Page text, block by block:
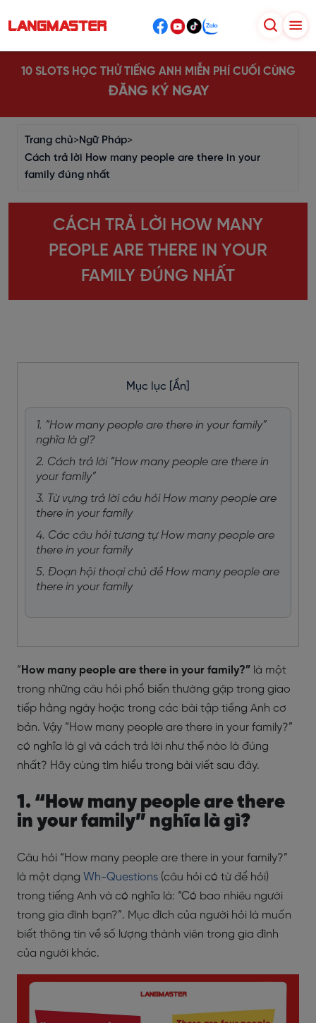
10 SLOTS HỌC THỬ TIẾNG ANH MIỄN PHÍ CUỐI CÙNG
ĐĂNG KÝ NGAY
Trang chủ>Ngữ Pháp>
Cách trả lời How many people are there in your
family đúng nhất
CÁCH TRẢ LỜI HOW MANY
PEOPLE ARE THERE IN YOUR
FAMILY ĐÚNG NHẤT
Mục lục [Ẩn]
1. “How many people are there in your family”
nghĩa là gì?
2. Cách trả lời “How many people are there in
your family”
3. Từ vựng trả lời câu hỏi How many people are
there in your family
4. Các câu hỏi tương tự How many people are
there in your family
5. Đoạn hội thoại chủ đề How many people are
there in your family
“ How many people are there in your family?” là một
trong những câu hỏi phổ biến thường gặp trong giao
tiếp hằng ngày hoặc trong các bài tập tiếng Anh cơ
bản. Vậy “How many people are there in your family?”
có nghĩa là gì và cách trả lời như thế nào là đúng
nhất? Hãy cùng tìm hiểu trong bài viết sau đây.
1. “How many people are there
in your family” nghĩa là gì?
Câu hỏi “How many people are there in your family?”
là một dạng Wh-Questions (câu hỏi có từ để hỏi)
trong tiếng Anh và có nghĩa là: “Có bao nhiêu người
trong gia đình bạn?”. Mục đích của người hỏi là muốn
biết thông tin về số lượng thành viên trong gia đình
của người khác.